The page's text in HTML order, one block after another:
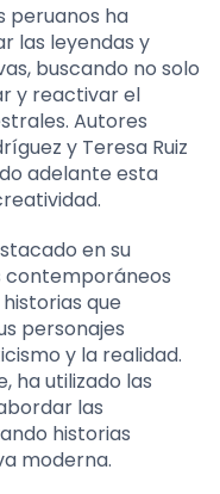
peruanos ha
las leyendas y
buscando no solo
y reactivar el
Autores
y Teresa Ruiz
adelante esta
en su
contemporáneos
que
personajes
y la realidad.
ha utilizado las
las
historias
moderna.